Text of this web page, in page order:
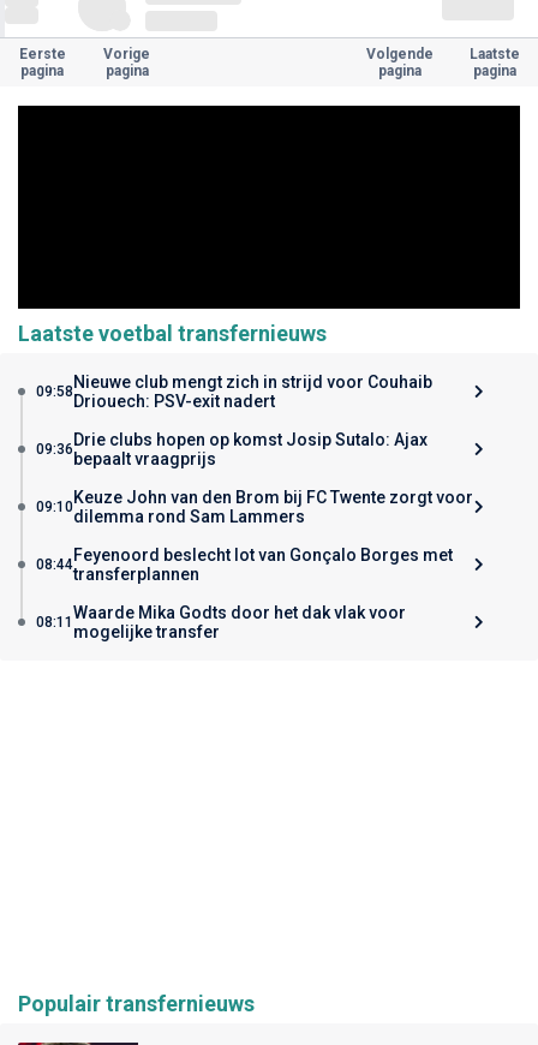
Eerste
pagina
Vorige
pagina
Volgende
pagina
Laatste
pagina
Laatste voetbal transfernieuws
09:58 Nieuwe club mengt zich in strijd voor Couhaib
Driouech: PSV-exit nadert
09:36 Drie clubs hopen op komst Josip Sutalo: Ajax
bepaalt vraagprijs
09:10Keuze John van den Brom bij FC Twente zorgt voor
dilemma rond Sam Lammers
08:44Feyenoord beslecht lot van Gonçalo Borges met
transferplannen
08:11Waarde Mika Godts door het dak vlak voor
mogelijke transfer
Populair transfernieuws